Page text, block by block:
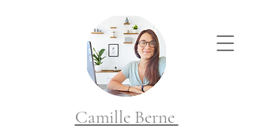
Camille Berne